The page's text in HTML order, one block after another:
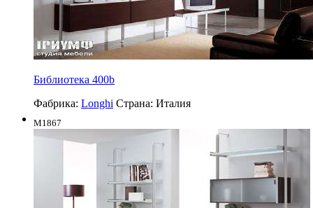
Библиотека 400b
Фабрика: Longhi Страна: Италия
M1867